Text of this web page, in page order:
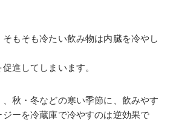
もそも冷たい飲み物は内臓を冷やし
進してしまいます。
秋・冬などの寒い季節に、飲みやす
ーを冷蔵庫で冷やすのは逆効果で